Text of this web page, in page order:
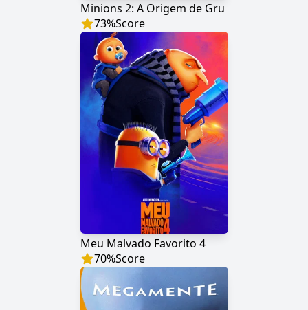
Minions 2: A Origem de Gru
73%Score
Meu Malvado Favorito 4
70%Score